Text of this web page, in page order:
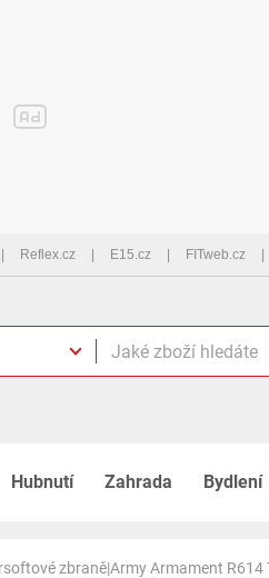
Reflex.cz E15.cz FITweb.cz
Hubnutí Zahrada Bydlení
zbraně|Army Armament R614